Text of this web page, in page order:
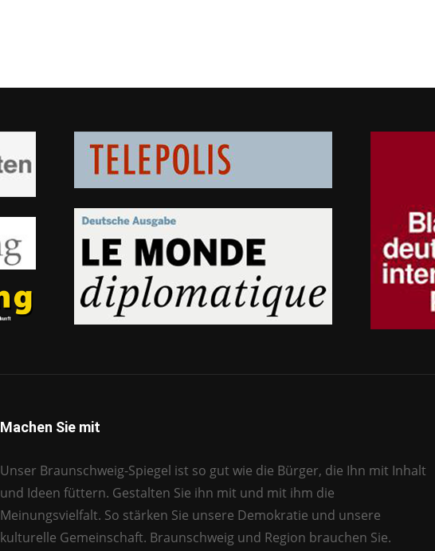
Machen Sie mit
Unser Braunschweig-Spiegel ist so gut wie die Bürger, die Ihn mit Inhalt
und Ideen füttern. Gestalten Sie ihn mit und mit ihm die
Meinungsvielfalt. So stärken Sie unsere Demokratie und unsere
kulturelle Gemeinschaft. Braunschweig und Region brauchen Sie.